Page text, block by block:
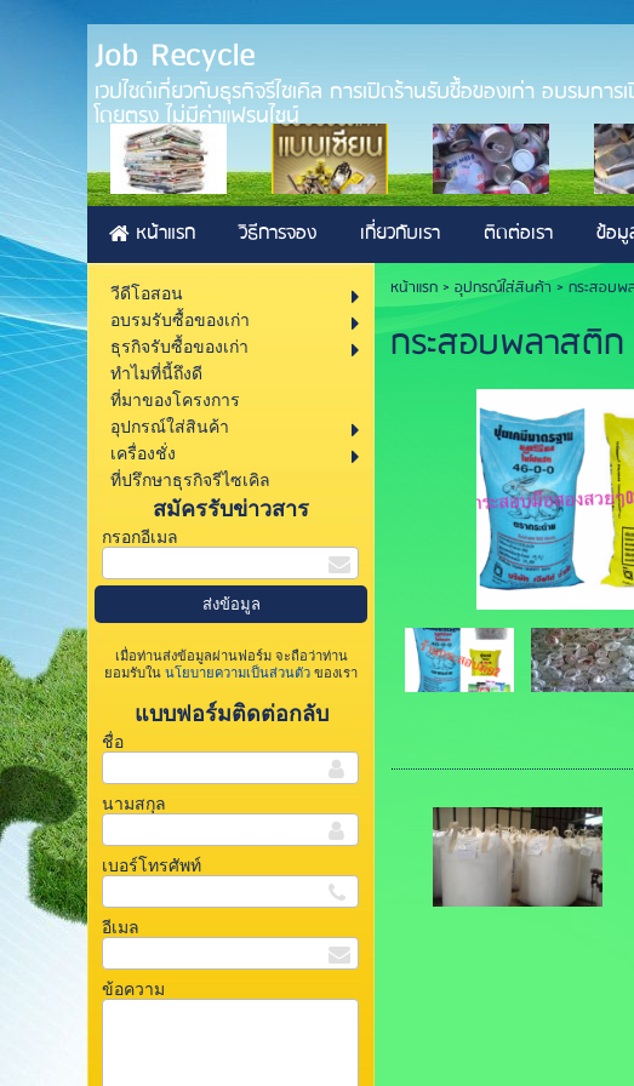
Job Recycle
เวปไซด์เกี่ยวกับธุรกิจรีไซเคิล การเปิดร้านรับซื้อของเก่า อบรม
โดยตรง ไม่มีค่าแฟรนไชน์
หน้าแรก วิธีการจอง เกี่ยวกับเรา ติดต่อเรา ข้อ
วีดีโอสอน
อบรมรับซื้อของเก่า
ธุรกิจรับซื้อของเก่า
ทำไมที่นี้ถึงดี
ที่มาของโครงการ
อุปกรณ์ใส่สินค้า
เครื่องชั่ง
ที่ปรึกษาธุรกิจรีไซเคิล
สมัครรับข่าวสาร
กรอกอีเมล
เมื่อท่านส่งข้อมูลผ่านฟอร์ม จะถือว่าท่าน
ยอมรับใน นโยบายความเป็นส่วนตัวของเรา
แบบฟอร์มติดต่อกลับ
ชื่อ
นามสกุล
เบอร์โทรศัพท์
อีเมล
ข้อความ
หน้าแรก> อุปกรณ์ใส่สินค้า> กระสอบพ
กระสอบพลาสติก